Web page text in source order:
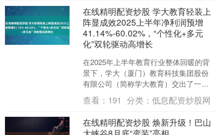
在线精明配资炒股 学大教育轻装上
阵显成效2025上半年净利润预增
41.14%-60.02%，“个性化+多元
化”双轮驱动高增长
在2025年上半年教育行业整体回暖的背
景下，学大（厦门）教育科技集团股份
有限公司（简称学大教育）交出了一份
超预期的成绩单。7月14日晚间，学大教
育发布了2025....
查看： 191 分类：低息配资炒股网
在线精明配资炒股 焕新升级！巴山